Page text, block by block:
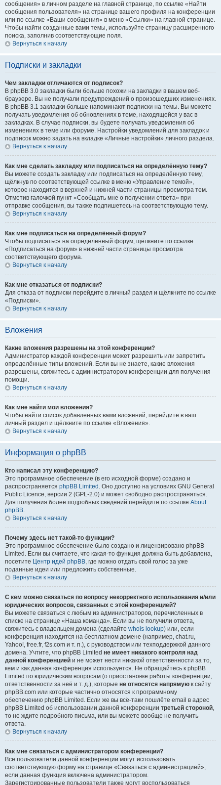
сообщения» в личном разделе на главной странице, по ссылке «Найти
сообщения пользователя» на странице вашего профиля на конференции
или по ссылке «Ваши сообщения» в меню «Ссылки» на главной странице.
Чтобы найти созданные вами темы, используйте страницу расширенного
поиска, заполнив соответствующие поля.
Вернуться к началу
Подписки и закладки
Чем закладки отличаются от подписок?
В phpBB 3.0 закладки были больше похожи на закладки в вашем веб-
браузере. Вы не получали предупреждений о произошедших изменениях.
В phpBB 3.1 закладки больше напоминают подписки на темы. Вы можете
получать уведомления об обновлениях в теме, находящейся у вас в
закладках. В случае подписки, вы будете получать уведомления об
изменениях в теме или форуме. Настройки уведомлений для закладок и
подписок можно задать на вкладке «Личные настройки» личного раздела.
Вернуться к началу
Как мне сделать закладку или подписаться на определённую тему?
Вы можете создать закладку или подписаться на определённую тему,
щёлкнув по соответствующей ссылке в меню «Управление темой»,
которое находится в верхней и нижней части страницы просмотра тем.
Отметив галочкой пункт «Сообщать мне о получении ответа» при
отправке сообщения, вы также подпишетесь на соответствующую тему.
Вернуться к началу
Как мне подписаться на определённый форум?
Чтобы подписаться на определённый форум, щёлкните по ссылке
«Подписаться на форум» в нижней части страницы просмотра
соответствующего форума.
Вернуться к началу
Как мне отказаться от подписки?
Для отказа от подписки перейдите в личный раздел и щёлкните по ссылке
«Подписки».
Вернуться к началу
Вложения
Какие вложения разрешены на этой конференции?
Администратор каждой конференции может разрешить или запретить
определённые типы вложений. Если вы не знаете, какие вложения
разрешены, свяжитесь с администратором конференции для получения
помощи.
Вернуться к началу
Как мне найти мои вложения?
Чтобы найти список добавленных вами вложений, перейдите в ваш
личный раздел и щёлкните по ссылке «Вложения».
Вернуться к началу
Информация о phpBB
Кто написал эту конференцию?
Это программное обеспечение (в его исходной форме) создано и
распространяется phpBB Limited . Оно доступно на условиях GNU General
Public Licence, версии 2 (GPL-2.0) и может свободно распространяться.
Для получения более подробных сведений перейдите по ссылке About
phpBB.
Вернуться к началу
Почему здесь нет такой-то функции?
Это программное обеспечение было создано и лицензировано phpBB
Limited. Если вы считаете, что какая-то функция должна быть добавлена,
посетите Центр идей phpBB, где можно отдать свой голос за уже
поданные идеи или предложить собственные.
Вернуться к началу
С кем можно связаться по вопросу некорректного использования и/или
юридических вопросов, связанных с этой конференцией?
Вы можете связаться с любым из администраторов, перечисленных в
списке на странице «Наша команда». Если вы не получили ответа,
свяжитесь с владельцем домена (сделайте whois lookup) или, если
конференция находится на бесплатном домене (например, chat.ru,
Yahoo!, free.fr, f2s.com и т. п.), с руководством или техподдержкой данного
домена. Учтите, что phpBB Limited не имеет никакого контроля над
данной конференцией и не может нести никакой ответственности за то,
кем и как данная конференция используется. Не обращайтесь к phpBB
Limited по юридическим вопросам (о приостановке работы конференции,
ответственности за неё и т. д.), которые не относятся напрямую к сайту
phpBB.com или которые частично относятся к программному
обеспечению phpBB Limited. Если же вы всё-таки пошлёте email в адрес
phpBB Limited об использовании данной конференции третьей стороной,
то не ждите подробного письма, или вы можете вообще не получить
ответа.
Вернуться к началу
Как мне связаться с администратором конференции?
Все пользователи данной конференции могут использовать
соответствующую форму на странице «Связаться с администрацией»,
если данная функция включена администратором.
Зарегистрированные пользователи также могут воспользоваться